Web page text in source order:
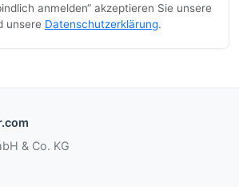
anmelden“ akzeptieren Sie unsere
unsere Datenschutzerklärung.
& Co. KG